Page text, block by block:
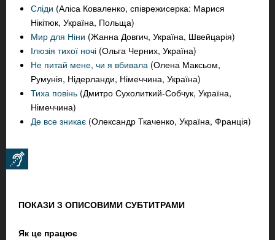
Сліди (Аліса Коваленко, співрежисерка: Марися
Нікітюк, Україна, Польща)
Мир для Ніни (Жанна Довгич, Україна, Швейцарія)
Ілюзія тихої ночі (Ольга Черних, Україна)
Не питай мене, чи я вбивала (Олена Максьом,
Румунія, Нідерланди, Німеччина, Україна)
Тиха повінь (Дмитро Сухолиткий-Собчук, Україна,
Німеччина)
Де все зникає (Олександр Ткаченко, Україна, Франція)
ПОКАЗИ З ОПИСОВИМИ СУБТИТРАМИ
Як це працює